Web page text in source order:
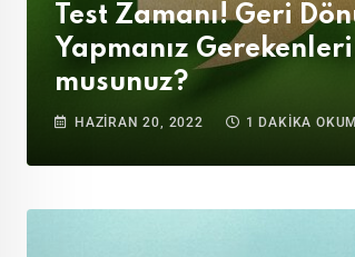
Test Zamanı! Geri
Yapmanız
musunuz?
HAZIRAN 20, 2022 1 DAKİKA